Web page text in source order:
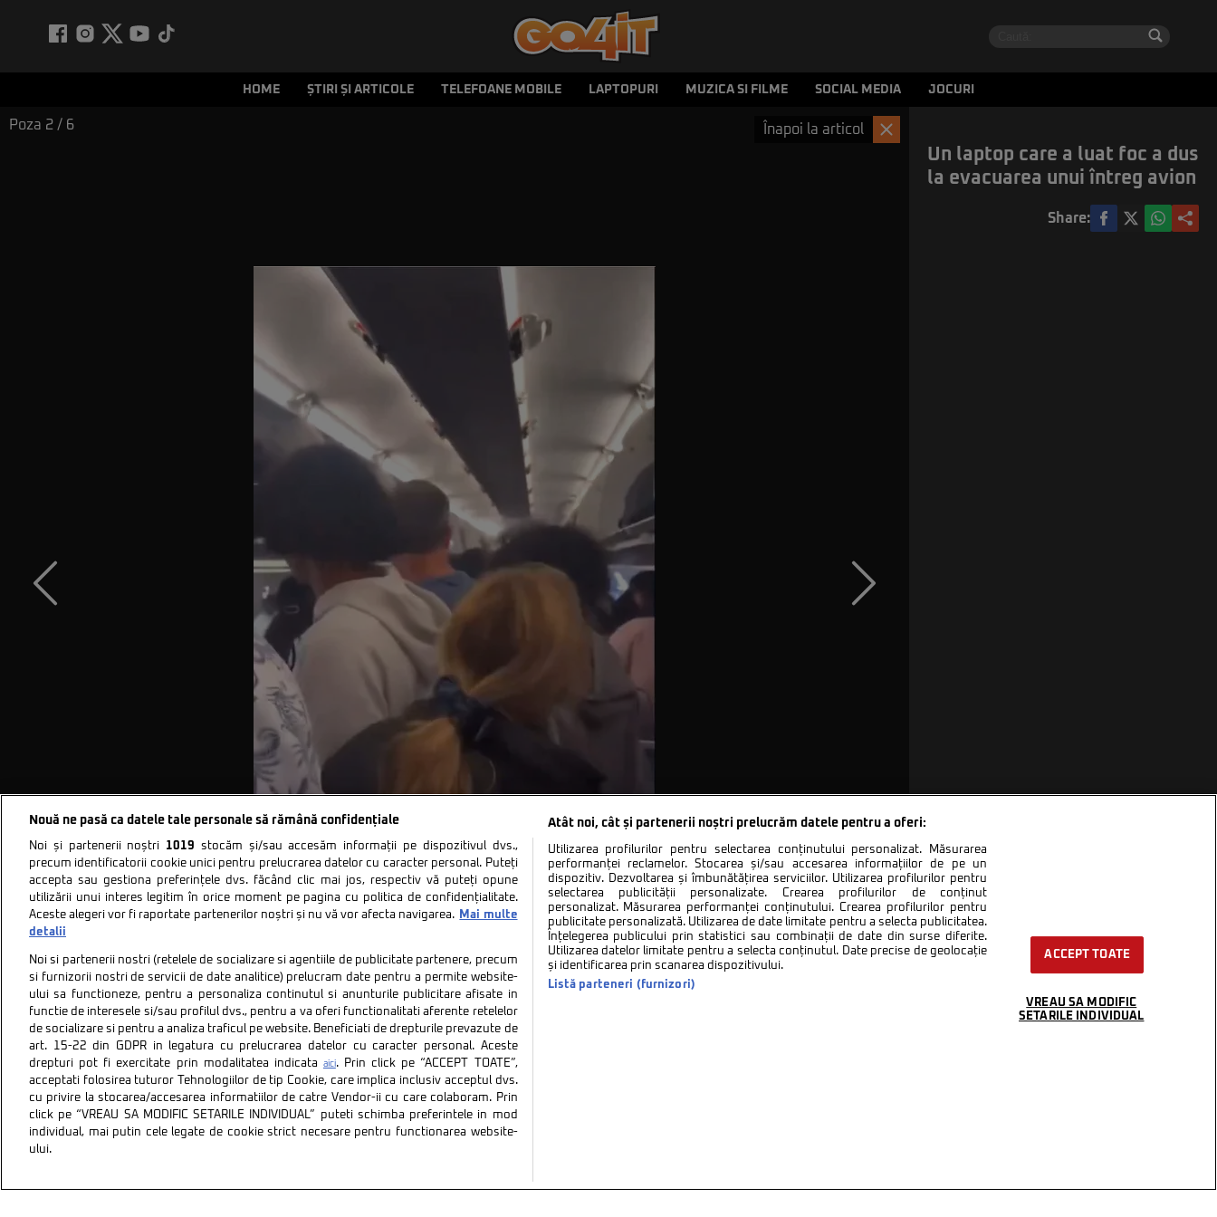
HOME ȘTIRI ȘI ARTICOLE TELEFOANE MOBILE LAPTOPURI MUZICA SI FILME SOCIAL MEDIA JOCURI
Poza 2 / 6 Înapoi la articol
Un laptop care a luat foc a dus
la evacuarea unui întreg avion
Share:
Politica de confidentialitate Politica de cookies
Nouă ne pasă ca datele tale personale să rămână confidențiale
Noi și partenerii noștri 1019 stocăm și/sau accesăm informații pe dispozitivul dvs.,
precum identificatorii cookie unici pentru prelucrarea datelor cu caracter personal. Puteți
accepta sau gestiona preferințele dvs. făcând clic mai jos, respectiv vă puteți opune
utilizării unui interes legitim în orice moment pe pagina cu politica de confidențialitate.
Aceste alegeri vor fi raportate partenerilor noștri și nu vă vor afecta navigarea.
Mai multe
detalii
Noi si partenerii nostri (retelele de socializare si agentiile de publicitate partenere, precum
si furnizorii nostri de servicii de date analitice) prelucram date pentru a permite website-
ului sa functioneze, pentru a personaliza continutul si anunturile publicitare afisate in
functie de interesele si/sau profilul dvs., pentru a va oferi functionalitati aferente retelelor
de socializare si pentru a analiza traficul pe website. Beneficiati de drepturile prevazute de
art. 15-22 din GDPR in legatura cu prelucrarea datelor cu caracter personal. Aceste
drepturi pot fi exercitate prin modalitatea indicata
aici. Prin click pe “ACCEPT TOATE”,
acceptati folosirea tuturor Tehnologiilor de tip Cookie, care implica inclusiv acceptul dvs.
cu privire la stocarea/accesarea informatiilor de catre Vendor-ii cu care colaboram. Prin
click pe “VREAU SA MODIFIC SETARILE INDIVIDUAL” puteti schimba preferintele in mod
individual, mai putin cele legate de cookie strict necesare pentru functionarea website-
ului.
Atât noi, cât și partenerii noștri prelucrăm datele pentru a oferi:
Utilizarea profilurilor pentru selectarea conținutului personalizat. Măsurarea
performanței reclamelor. Stocarea și/sau accesarea informațiilor de pe un
dispozitiv. Dezvoltarea și îmbunătățirea serviciilor. Utilizarea profilurilor pentru
selectarea publicității personalizate. Crearea profilurilor de conținut
personalizat. Măsurarea performanței conținutului. Crearea profilurilor pentru
publicitate personalizată. Utilizarea de date limitate pentru a selecta publicitatea.
Înțelegerea publicului prin statistici sau combinații de date din surse diferite.
Utilizarea datelor limitate pentru a selecta conținutul. Date precise de geolocație
și identificarea prin scanarea dispozitivului.
Listă parteneri (furnizori)
ACCEPT TOATE
VREAU SA MODIFIC
SETARILE INDIVIDUAL